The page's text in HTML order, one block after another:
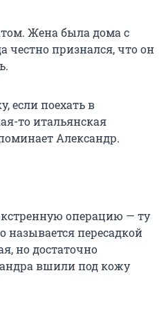
Жена была дома с
признался, что он
если поехать в
то итальянская
Александр.
операцию — ту
называется пересадкой
но достаточно
вшили под кожу